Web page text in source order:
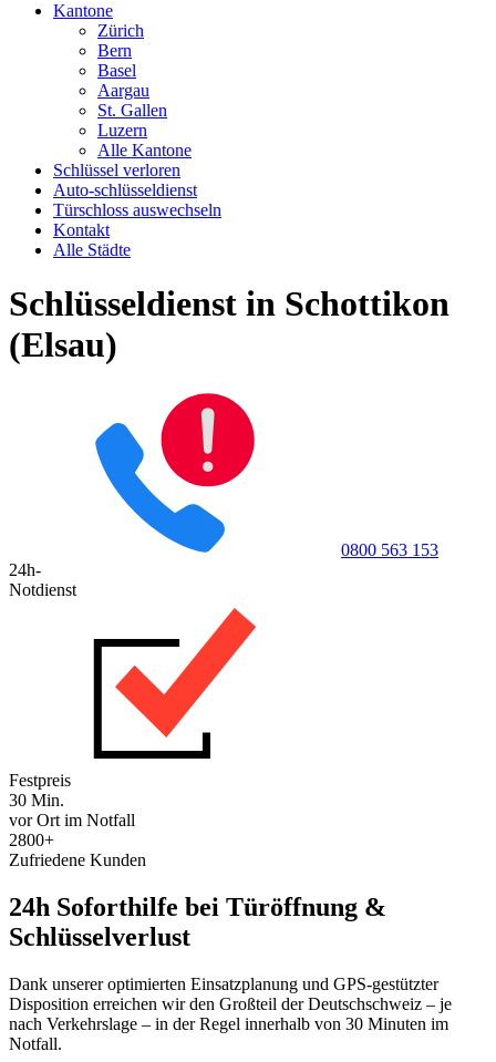
Kantone
Zürich
Bern
Basel
Aargau
St. Gallen
Luzern
Alle Kantone
Schlüssel verloren
Auto-schlüsseldienst
Türschloss auswechseln
Kontakt
Alle Städte
Schlüsseldienst in Schottikon
(Elsau)
0800 563 153
24h-
Notdienst
Festpreis
30 Min.
vor Ort im Notfall
2800+
Zufriedene Kunden
24h Soforthilfe bei Türöffnung &
Schlüsselverlust
Dank unserer optimierten Einsatzplanung und GPS-gestützter
Disposition erreichen wir den Großteil der Deutschschweiz – je
nach Verkehrslage – in der Regel innerhalb von 30 Minuten im
Notfall.